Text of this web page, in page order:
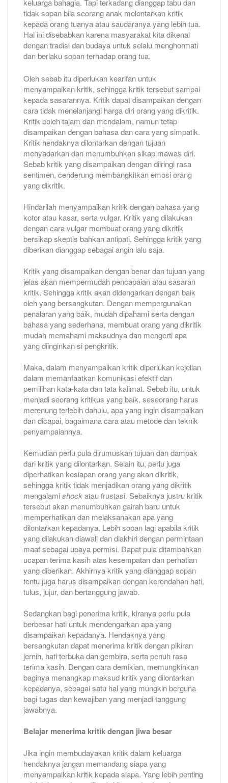
keluarga bahagia. Tapi terkadang dianggap tabu dan
tidak sopan bila seorang anak melontarkan kritik
kepada orang tuanya atau saudaranya yang lebih tua.
Hal ini disebabkan karena masyarakat kita dikenal
dengan tradisi dan budaya untuk selalu menghormati
dan berlaku sopan terhadap orang tua.
Oleh sebab itu diperlukan kearifan untuk
menyampaikan kritik, sehingga kritik tersebut sampai
kepada sasarannya. Kritik dapat disampaikan dengan
cara tidak menelanjangi harga diri orang yang dikritik.
Kritik boleh tajam dan mendalam, namun tetap
disampaikan dengan bahasa dan cara yang simpatik.
Kritik hendaknya dilontarkan dengan tujuan
menyadarkan dan menumbuhkan sikap mawas diri.
Sebab kritik yang disampaikan dengan diiringi rasa
sentimen, cenderung membangkitkan emosi orang
yang dikritik.
Hindarilah menyampaikan kritik dengan bahasa yang
kotor atau kasar, serta vulgar. Kritik yang dilakukan
dengan cara vulgar membuat orang yang dikritik
bersikap skeptis bahkan antipati. Sehingga kritik yang
diberikan dianggap sebagai angin lalu saja.
Kritik yang disampaikan dengan benar dan tujuan yang
jelas akan mempermudah pencapaian atau sasaran
kritik. Sehingga kritik akan didengarkan dengan baik
oleh yang bersangkutan. Dengan mempergunakan
penalaran yang baik, mudah dipahami serta dengan
bahasa yang sederhana, membuat orang yang dikritik
mudah memahami maksudnya dan mengerti apa
yang diinginkan si pengkritik.
Maka, dalam menyampaikan kritik diperlukan kejelian
dalam memanfaatkan komunikasi efektif dan
pemilihan kata-kata dan tata kalimat. Sebab itu, untuk
menjadi seorang kritikus yang baik, seseorang harus
merenung terlebih dahulu, apa yang ingin disampaikan
dan dicapai, bagaimana cara atau metode dan teknik
penyampaiannya.
Kemudian perlu pula dirumuskan tujuan dan dampak
dari kritik yang dilontarkan. Selain itu, perlu juga
diperhatikan kesiapan orang yang akan dikritik,
sehingga kritik tidak menjadikan orang yang dikritik
mengalamishockatau frustasi. Sebaiknya justru kritik
tersebut akan menumbuhkan gairah baru untuk
memperhatikan dan melaksanakan apa yang
dilontarkan kepadanya. Lebih sopan lagi apabila kritik
yang dilakukan diawali dan diakhiri dengan permintaan
maaf sebagai upaya permisi. Dapat pula ditambahkan
ucapan terima kasih atas kesempatan dan perhatian
yang diberikan. Akhirnya kritik yang dianggap sopan
tentu juga harus disampaikan dengan kerendahan hati,
tulus, jujur, dan bertanggung jawab.
Sedangkan bagi penerima kritik, kiranya perlu pula
berbesar hati untuk mendengarkan apa yang
disampaikan kepadanya. Hendaknya yang
bersangkutan dapat menerima kritik dengan pikiran
jernih, hati terbuka dan gembira, serta penuh rasa
terima kasih. Dengan cara demikian, memungkinkan
baginya menangkap maksud kritik yang dilontarkan
kepadanya, sebagai satu hal yang mungkin berguna
bagi tugas dan kewajiban yang menjadi tanggung
jawabnya.
Belajar menerima kritik dengan jiwa besar
Jika ingin membudayakan kritik dalam keluarga
hendaknya jangan memandang siapa yang
menyampaikan kritik kepada siapa. Yang lebih penting